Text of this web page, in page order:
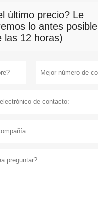
último precio? Le
lo antes posible
las 12 horas)